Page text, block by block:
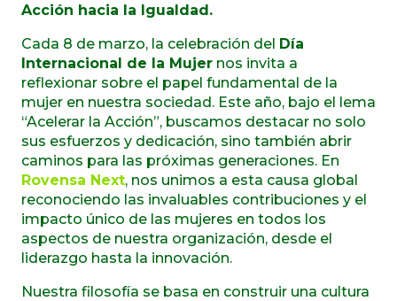
Acción hacia la Igualdad.
Cada 8 de marzo, la celebración del Día
Internacional de la Mujer nos invita a
reflexionar sobre el papel fundamental de la
mujer en nuestra sociedad. Este año, bajo el lema
“Acelerar la Acción”, buscamos destacar no solo
sus esfuerzos y dedicación, sino también abrir
caminos para las próximas generaciones. En
Rovensa Next, nos unimos a esta causa global
reconociendo las invaluables contribuciones y el
impacto único de las mujeres en todos los
aspectos de nuestra organización, desde el
liderazgo hasta la innovación.
Nuestra filosofía se basa en construir una cultura